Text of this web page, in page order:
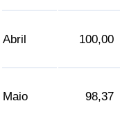
Abril 100,00
Maio 98,37
Indicador de
Trânsito